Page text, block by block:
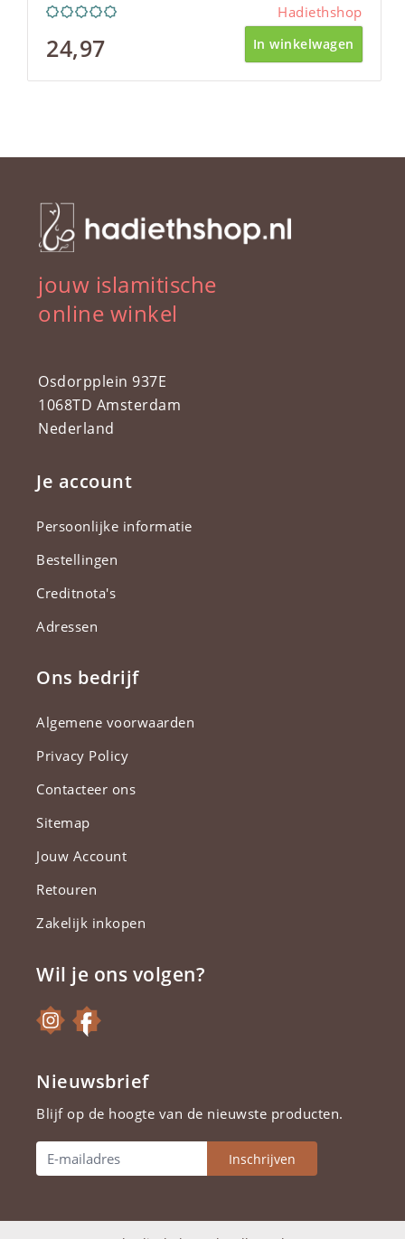
Hadiethshop
24,97 In winkelwagen
jouw islamitische
online winkel
Osdorpplein 937E
1068TD Amsterdam
Nederland
Je account
Persoonlijke informatie
Bestellingen
Creditnota's
Adressen
Ons bedrijf
Algemene voorwaarden
Privacy Policy
Contacteer ons
Sitemap
Jouw Account
Retouren
Zakelijk inkopen
Wil je ons volgen?
Nieuwsbrief
Blijf op de hoogte van de nieuwste producten.
Inschrijven